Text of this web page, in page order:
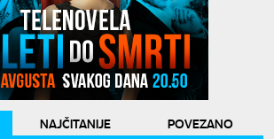
NAJČITANIJE
POVEZANO